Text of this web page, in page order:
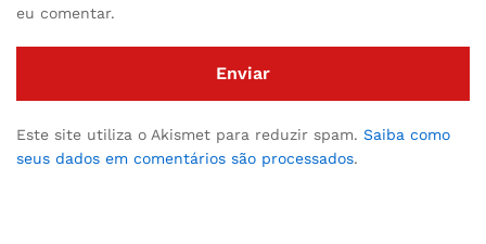
eu comentar.
Este site utiliza o Akismet para reduzir spam. Saiba como
seus dados em comentários são processados.